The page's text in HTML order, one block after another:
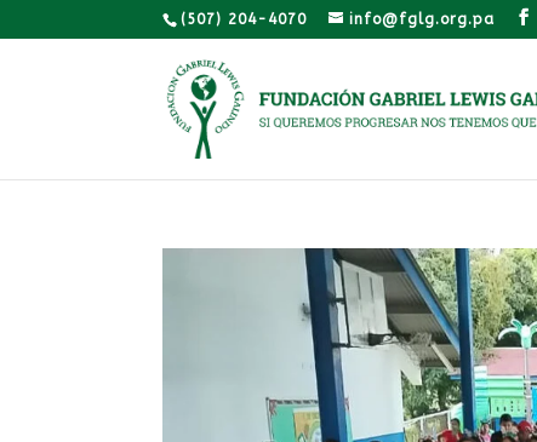
(507) 204-4070 info@fglg.org.pa